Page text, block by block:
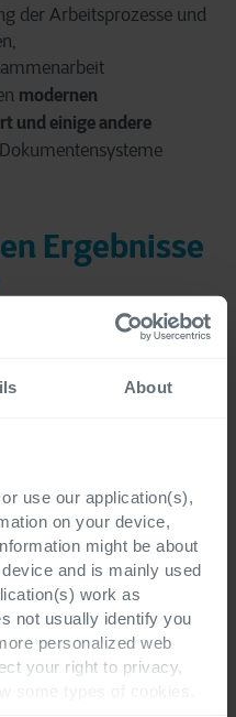
About
use our application(s),
on your device,
might be about
and is mainly used
work as
not usually identify you
personalized web
your right to privacy,
der Arbeitsprozesse und
modernen
und einige andere
Ergebnisse
und eine
365 Finance & SCM
in allen
Die hohe Integration
Beschaffung,
Vertrieb) mit
ermöglicht
der
sowie eine